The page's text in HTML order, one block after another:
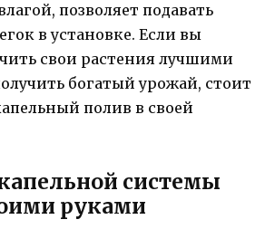
позволяет подавать
в установке. Если вы
свои растения лучшими
богатый урожай, стоит
полив в своей
системы
руками